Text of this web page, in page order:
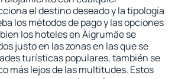
el destino deseado y la tipología
los métodos de pago y las opciones
los hoteles en Äigrumäe se
justo en las zonas en las que se
turísticas populares, también se
más lejos de las multitudes. Estos